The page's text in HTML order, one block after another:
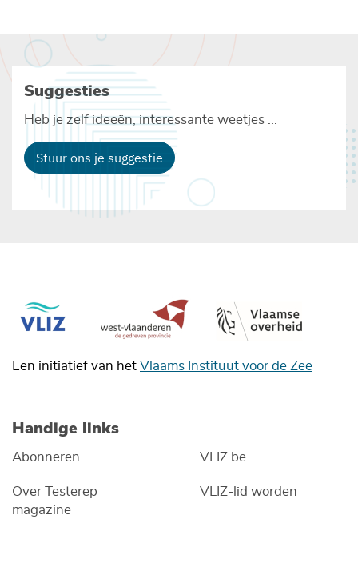
Suggesties
Heb je zelf ideeën, interessante weetjes ...
Stuur ons je suggestie
Een initiatief van het Vlaams Instituut voor de Zee
Handige links
Abonneren
Over Testerep
magazine
VLIZ.be
VLIZ-lid worden